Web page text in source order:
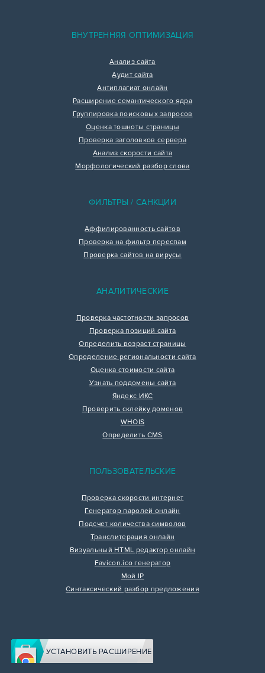
ВНУТРЕННЯЯ ОПТИМИЗАЦИЯ
Анализ сайта
Аудит сайта
Антиплагиат онлайн
Расширение семантического ядра
Группировка поисковых запросов
Оценка тошноты страницы
Проверка заголовков сервера
Анализ скорости сайта
Морфологический разбор слова
ФИЛЬТРЫ / САНКЦИИ
Аффилированность сайтов
Проверка на фильтр переспам
Проверка сайтов на вирусы
АНАЛИТИЧЕСКИЕ
Проверка частотности запросов
Проверка позиций сайта
Определить возраст страницы
Определение региональности сайта
Оценка стоимости сайта
Узнать поддомены сайта
Яндекс ИКС
Проверить склейку доменов
WHOIS
Определить CMS
ПОЛЬЗОВАТЕЛЬСКИЕ
Проверка скорости интернет
Генератор паролей онлайн
Подсчет количества символов
Транслитерация онлайн
Визуальный HTML редактор онлайн
Favicon.ico генератор
Мой IP
Синтаксический разбор предложения
УСТАНОВИТЬ РАСШИРЕНИЕ